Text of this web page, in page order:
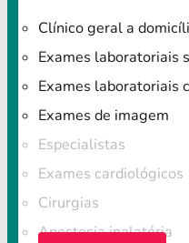
Clínico geral a
Exames laboratoriais
Exames laboratoriais
Exames de imagem
Especialistas
Exames cardiológicos
Cirurgias
Anestesia inalatória